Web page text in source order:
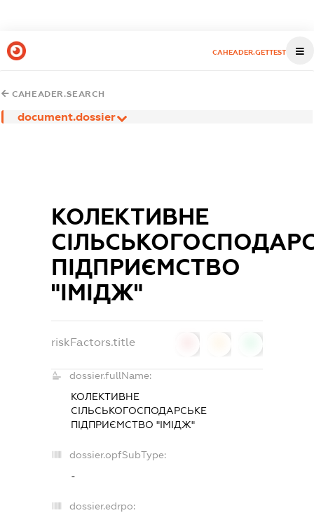
CAHEADER.GETTEST
CAHEADER.SEARCH
document.dossier
КОЛЕКТИВНЕ
ПІДПРИЄМСТВО
"ІМІДЖ"
riskFactors.title
dossier.fullName:
КОЛЕКТИВНЕ
СІЛЬСЬКОГОСПОДАРСЬКЕ
ПІДПРИЄМСТВО "ІМІДЖ"
dossier.opfSubType:
-
dossier.edrpo: